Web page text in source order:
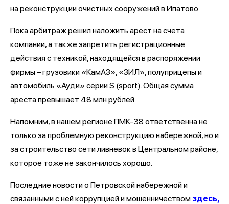
на реконструкции очистных сооружений в Ипатово.
Пока арбитраж решил наложить арест на счета
компании, а также запретить регистрационные
действия с техникой, находящейся в распоряжении
фирмы – грузовики «КамАЗ», «ЗИЛ», полуприцепы и
автомобиль «Ауди» серии S (sport). Общая сумма
ареста превышает 48 млн рублей.
Напомним, в нашем регионе ПМК-38 ответственна не
только за проблемную реконструкцию набережной, но и
за строительство сети ливневок в Центральном районе,
которое тоже не закончилось хорошо.
Последние новости о Петровской набережной и
связанными с ней коррупцией и мошенничеством здесь,